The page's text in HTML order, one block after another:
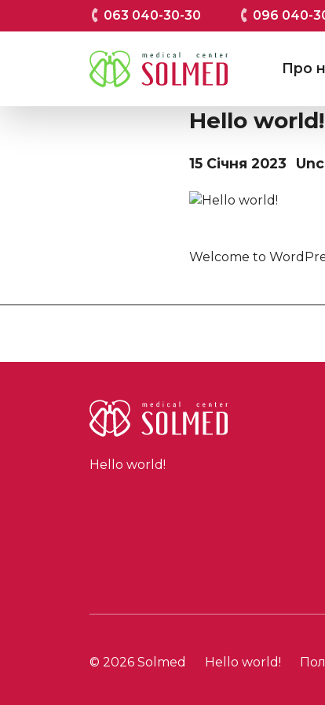
063 040-30-30 096 040-
Про
Hello world!
15 Січня 2023
Welcome to
Hello world!
© 2026 Solmed Hello world!